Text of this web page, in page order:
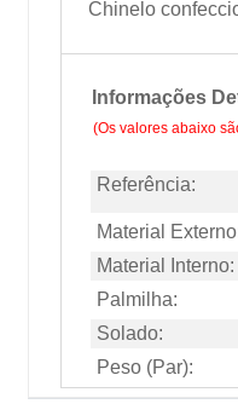
Chinelo
Informações
(Os valores abaixo
Referência:
Material
Material Interno:
Palmilha:
Solado:
Peso (Par):